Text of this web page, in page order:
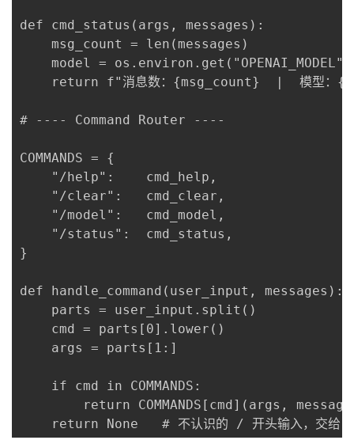
def cmd_status(args, messages):
msg_count = len(messages)
model =
return f"消息数：{msg_count}  |  模型：
# ---- Command Router ----
COMMANDS = {
"/help":    cmd_help,
"/clear":   cmd_clear,
"/model":   cmd_model,
"/status":  cmd_status,
}
def handle_command(user_input, messages):
parts = user_input.split()
cmd = parts[0].lower()
args = parts[1:]
if cmd in COMMANDS:
return COMMANDS[cmd](args,
return None   # 不认识的 / 开头输入，交给